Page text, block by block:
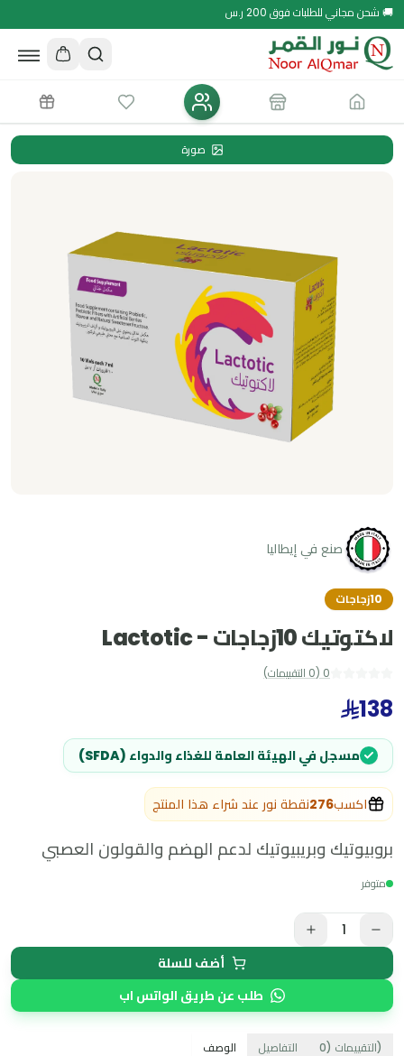
🚚 شحن مجاني للطلبات فوق 200 ر.س
صورة
صنع في إيطاليا
10زجاجات
لاكتوتيك 10زجاجات - Lactotic
0
(
0 التقييمات)
138
مسجل في الهيئة العامة للغذاء والدواء (SFDA)
اكسب276نقطة نور عند شراء هذا المنتج
بروبيوتيك وبريبيوتيك لدعم الهضم والقولون العصبي
متوفر
1
أضف للسلة
طلب عن طريق الواتس اب
الوصف التفاصيل التقييمات (
0 )